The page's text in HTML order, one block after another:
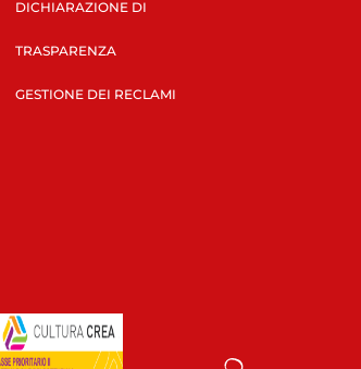
DICHIARAZIONE DI
TRASPARENZA
GESTIONE DEI RECLAMI